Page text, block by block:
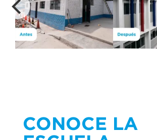
CONOCE LA